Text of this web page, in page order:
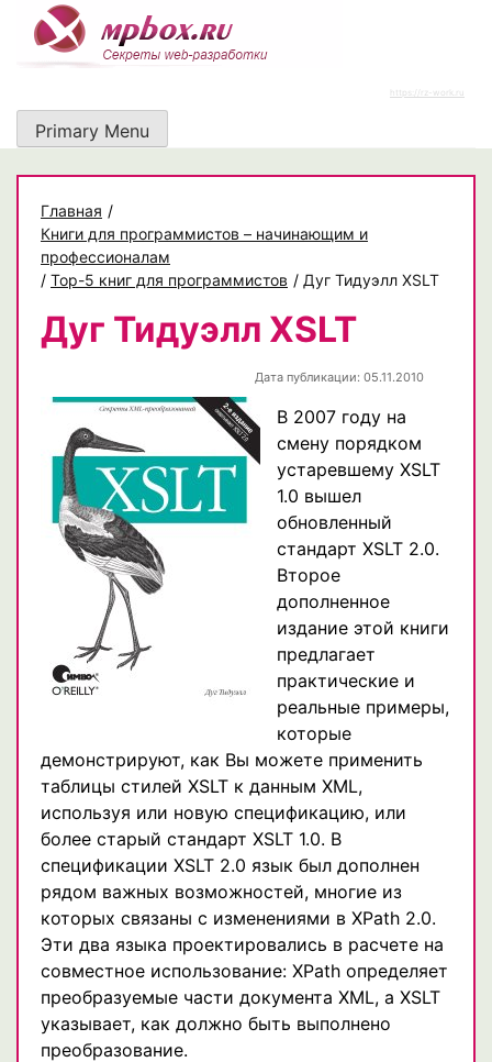
content
https://rz-work.ru
Primary Menu
Главная /
Книги для программистов – начинающим и
профессионалам
/ Top-5 книг для программистов / Дуг Тидуэлл XSLT
Дуг Тидуэлл XSLT
Дата публикации: 05.11.2010
В 2007 году на
смену порядком
устаревшему XSLT
1.0 вышел
обновленный
стандарт XSLT 2.0.
Второе
дополненное
издание этой книги
предлагает
практические и
реальные примеры,
которые
демонстрируют, как Вы можете применить
таблицы стилей XSLT к данным XML,
используя или новую спецификацию, или
более старый стандарт XSLT 1.0. В
спецификации XSLT 2.0 язык был дополнен
рядом важных возможностей, многие из
которых связаны с изменениями в XPath 2.0.
Эти два языка проектировались в расчете на
совместное использование: XPath определяет
преобразуемые части документа XML, a XSLT
указывает, как должно быть выполнено
преобразование.